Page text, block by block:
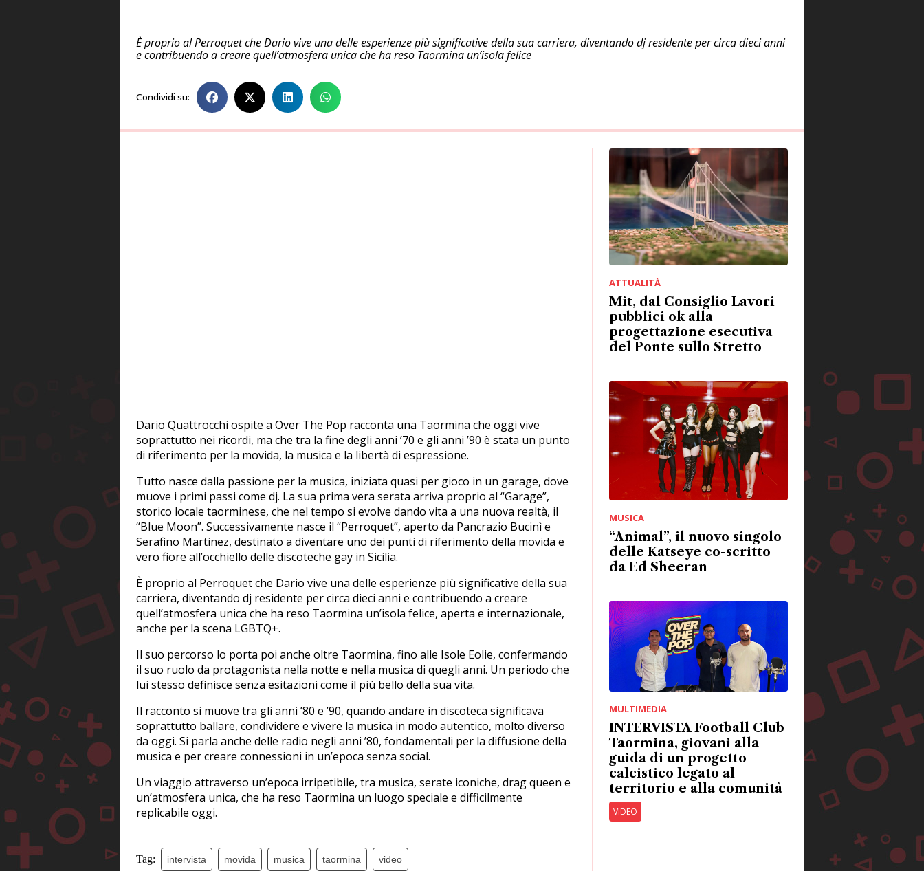
È proprio al Perroquet che Dario vive una delle esperienze più significative della sua carriera, diventando dj residente per circa dieci anni
e contribuendo a creare quell’atmosfera unica che ha reso Taormina un’isola felice
Condividi su:
Dario Quattrocchi ospite a Over The Pop racconta una Taormina che oggi vive
soprattutto nei ricordi, ma che tra la fine degli anni ’70 e gli anni ’90 è stata un punto
di riferimento per la movida, la musica e la libertà di espressione.
Tutto nasce dalla passione per la musica, iniziata quasi per gioco in un garage, dove
muove i primi passi come dj. La sua prima vera serata arriva proprio al “Garage”,
storico locale taorminese, che nel tempo si evolve dando vita a una nuova realtà, il
“Blue Moon”. Successivamente nasce il “Perroquet”, aperto da Pancrazio Bucinì e
Serafino Martinez, destinato a diventare uno dei punti di riferimento della movida e
vero fiore all’occhiello delle discoteche gay in Sicilia.
È proprio al Perroquet che Dario vive una delle esperienze più significative della sua
carriera, diventando dj residente per circa dieci anni e contribuendo a creare
quell’atmosfera unica che ha reso Taormina un’isola felice, aperta e internazionale,
anche per la scena LGBTQ+.
Il suo percorso lo porta poi anche oltre Taormina, fino alle Isole Eolie, confermando
il suo ruolo da protagonista nella notte e nella musica di quegli anni. Un periodo che
lui stesso definisce senza esitazioni come il più bello della sua vita.
Il racconto si muove tra gli anni ’80 e ’90, quando andare in discoteca significava
soprattutto ballare, condividere e vivere la musica in modo autentico, molto diverso
da oggi. Si parla anche delle radio negli anni ’80, fondamentali per la diffusione della
musica e per creare connessioni in un’epoca senza social.
Un viaggio attraverso un’epoca irripetibile, tra musica, serate iconiche, drag queen e
un’atmosfera unica, che ha reso Taormina un luogo speciale e difficilmente
replicabile oggi.
Tag: intervista movida musica taormina video
ATTUALITÀ
Mit, dal Consiglio Lavori
pubblici ok alla
progettazione esecutiva
del Ponte sullo Stretto
MUSICA
“Animal”, il nuovo singolo
delle Katseye co-scritto
da Ed Sheeran
MULTIMEDIA
INTERVISTA Football Club
Taormina, giovani alla
guida di un progetto
calcistico legato al
territorio e alla comunità
VIDEO